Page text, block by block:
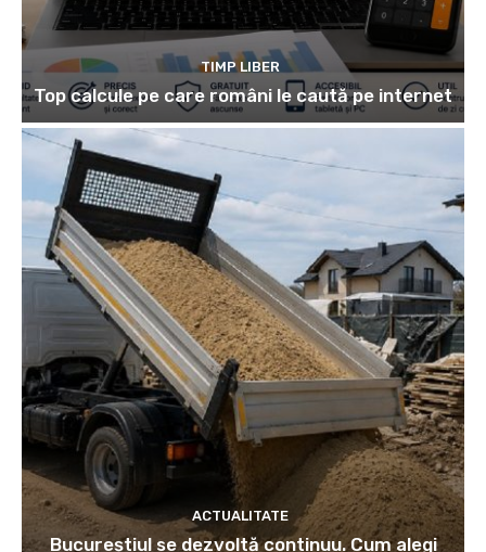
TIMP LIBER
Top calcule pe care români le caută pe internet
ACTUALITATE
Bucureștiul se dezvoltă continuu. Cum alegi